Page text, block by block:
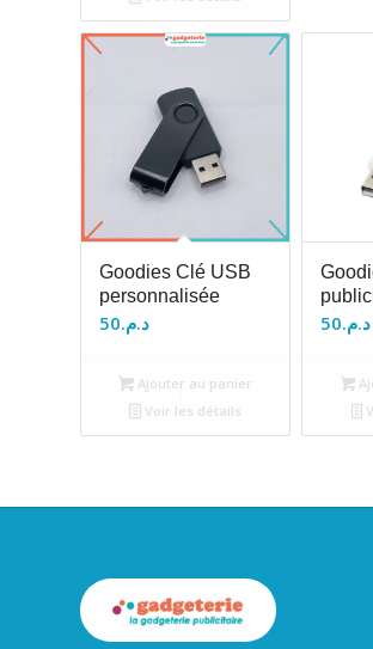
Goodies Clé USB
personnalisée
د.م.50
Ajouter au panier
Voir les détails
د.م.50